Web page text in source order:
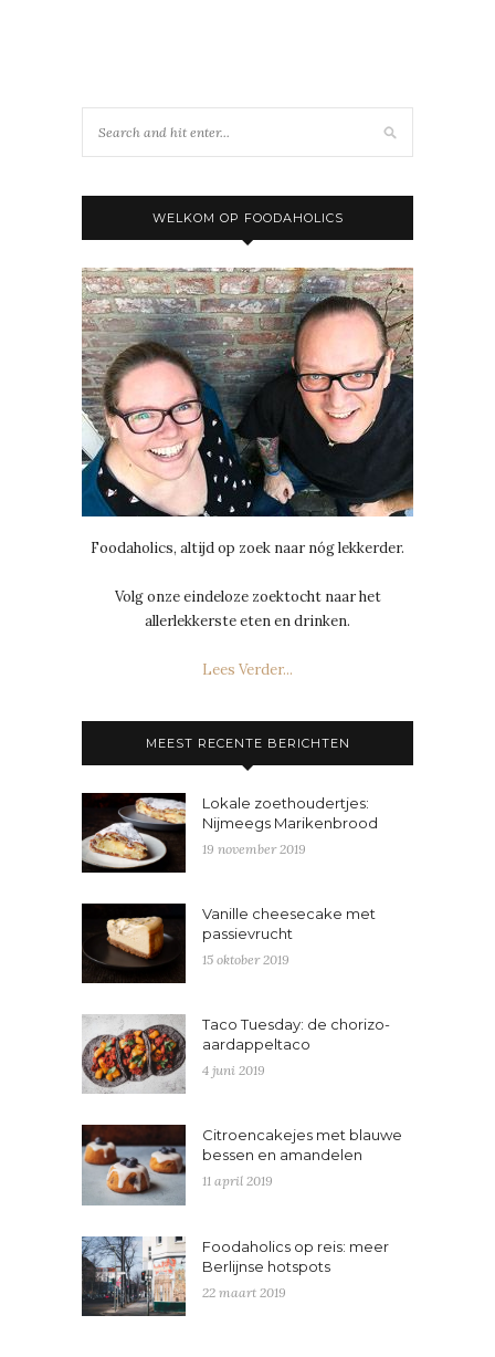
WELKOM OP FOODAHOLICS
Foodaholics, altijd op zoek naar nóg lekkerder.
Volg onze eindeloze zoektocht naar het
allerlekkerste eten en drinken.
Lees Verder...
MEEST RECENTE BERICHTEN
Lokale zoethoudertjes:
Nijmeegs Marikenbrood
19 november 2019
Vanille cheesecake met
passievrucht
15 oktober 2019
Taco Tuesday: de chorizo-
aardappeltaco
4 juni 2019
Citroencakejes met blauwe
bessen en amandelen
11 april 2019
Foodaholics op reis: meer
Berlijnse hotspots
22 maart 2019